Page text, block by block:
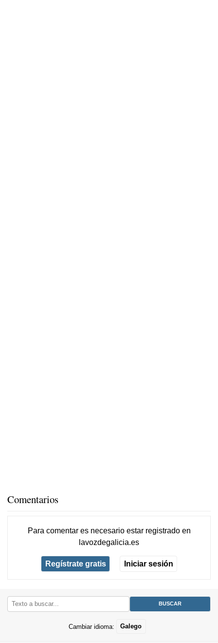
Comentarios
Para comentar es necesario estar registradoen
lavozdegalicia.es
Regístrate gratis Iniciar sesión
Cambiar idioma: Galego